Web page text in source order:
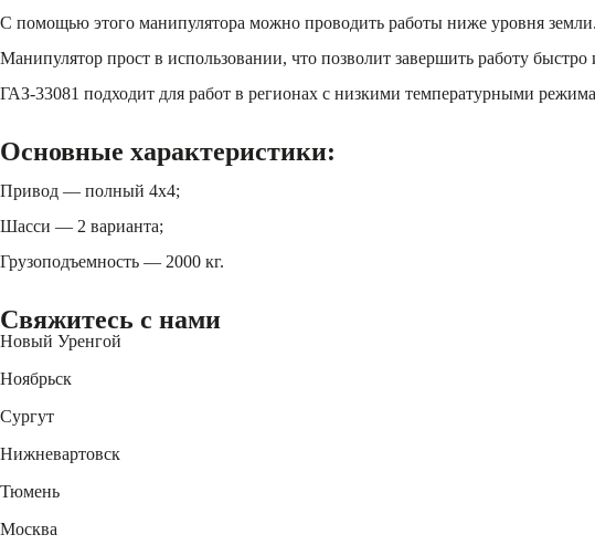
С помощью этого манипулятора можно проводить работы ниже уровня
Манипулятор прост в использовании, что позволит завершить работу быстро
ГАЗ-33081 подходит для работ в регионах с низкими температурными
Основные характеристики:
Привод — полный 4х4;
Шасси — 2 варианта;
Грузоподъемность — 2000 кг.
Свяжитесь с нами
Новый Уренгой
Ноябрьск
Сургут
Нижневартовск
Тюмень
Москва